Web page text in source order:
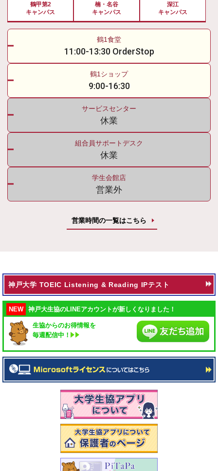
鶴甲第2
キャンパス
楠・名谷
キャンパス
深江
キャンパス
鶴1食堂
11:00-13:30 OrderStop
鶴1ショップ
9:00-16:30
サービスセンター
休業
組合員サポートデスク
休業
学生会館店
営業外
営業時間の一覧はこちら
神戸大学 TOEIC Listening & Reading IPテスト
NEW 神戸大生協のLINEアカウントが新しくなりました！
生協からのお得情報を
毎週配信中！